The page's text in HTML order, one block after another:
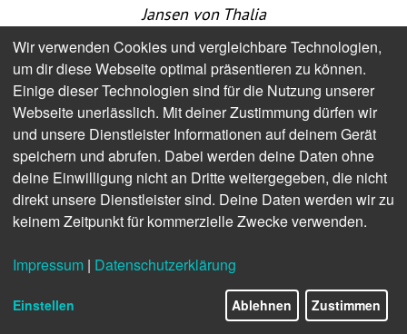
Jansen von Thalia
Auch Audiobuchhandel ist Buchhandel.
Er lässt sich betreiben aus dem Mindset des
Digitalunternehmens heraus - sehr gut und genau
so erfolgreich aber auch aus dem
buchhändlerischen Bewusstsein heraus, das
Intuition und erfahrbare Kunden-Kenntnisse ebenso
souverän einsetzen kann wie Algorithmen.
Eva-Mareike Jansen, Leiterin Category Management
Buchhändler im deutschen Sprachraum, vertritt
gegenwärtigen Herausforderungen sieht sie
Wir verwenden Cookies und vergleichbare Technologien,
um dir diese Webseite optimal präsentieren zu können.
Einige dieser Technologien sind für die Nutzung unserer
Webseite unerlässlich. Mit deiner Zustimmung dürfen wir
und unsere Dienstleister Informationen auf deinem Gerät
speichern und abrufen. Dabei werden deine Daten ohne
deine Einwilligung nicht an Dritte weitergegeben, die nicht
direkt unsere Dienstleister sind. Deine Daten werden wir zu
keinem Zeitpunkt für kommerzielle Zwecke verwenden.
Impressum | Datenschutzerklärung
Einstellen Ablehnen Zustimmen